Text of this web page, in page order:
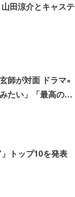
田涼介とキャステ
師が対面 ドラマ×
たい」「最高の演
トップ10を発表